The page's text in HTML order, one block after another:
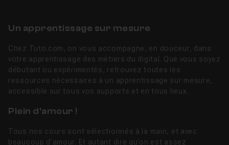
Un apprentissage sur mesure
Chez Tuto.com, on vous accompagne, en douceur, dans
votre apprentissage des métiers du digital. Que vous soyez
débutant ou expérimentés, retrouvez toutes les
ressources nécessaires à un apprentissage sur mesure,
accessible sur tous vos supports et en tous lieux.
Plein d'amour !
Tous nos cours sont sélectionnés à la main, et avec
beaucoup d’amour. Et autant dire qu’on est assez